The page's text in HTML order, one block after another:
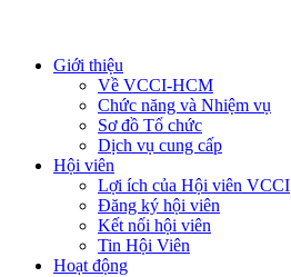
Giới thiệu
Về VCCI-HCM
Chức năng và Nhiệm vụ
Sơ đồ Tổ chức
Dịch vụ cung cấp
Hội viên
Lợi ích của Hội viên VCCI
Đăng ký hội viên
Kết nối hội viên
Tin Hội Viên
Hoạt động